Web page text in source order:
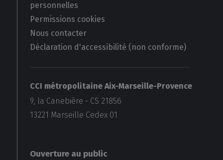
CCI métropolitaine Aix-Marseille-Provence
9, la Canebière - CS 21856
13221 Marseille Cedex 01
Ouverture au public
personnelles
Permissions cookies
Nous contacter
Déclaration d'accessibilité (non conforme)